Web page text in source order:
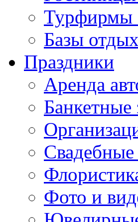
Турфирмы
Базы
Праздники
Аренда
Банкетные
Фото и